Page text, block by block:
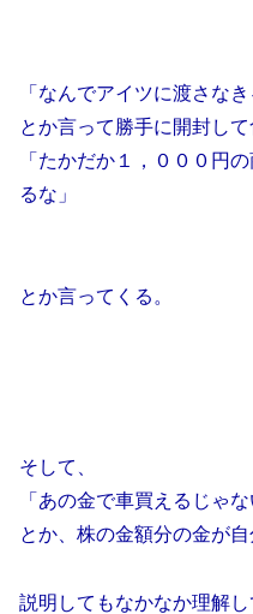
「なんでアイツに渡さな
とか言って勝手に開封して
「たかだか１，０００円
るな」
とか言ってくる。
そして、
「あの金で車買えるじゃな
とか、株の金額分の金が
説明してもなかなか理解